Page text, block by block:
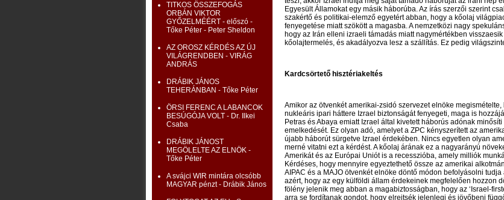
TITKOS ÖSSZEFOGÁS
ORBÁN VIKTOR
GYŐZELMÉÉRT - előszó -
Tőke Péter - Peter Sheldon
AZ OROSZ KÉRDÉS AZ ÚJ
VILÁGRENDBEN - VIRÁG
ANDRÁS
DRÁBIK JÁNOS
TEHERÁNBAN - Tőke Péter
ÖRSI FERENC A LABANCOK
BESÚGÓJA VOLT - Dr. Ilkei
Csaba
DRÁBIK JÁNOST
MEGÖLELTE AZ ELNÖK -
Tőke Péter
A svájci WIR mintára olcsóbb
MAGYAR pénzt - Drábik János
Egyesült Államokat egy másik háborúba. Az írás szerzői szerint
szakértő és politikai-elemző egyetért abban, hogy a kőolaj
fenyegetése miatt szökött a magasba. A nemzetközi nagy
hogy az Irán elleni izraeli támadás miatt nagymértékben
kőolajtermelés, és akadályozva lesz a szállítás. Ez pedig
Kardcsörtető hisztériakeltés
Amikor az ötvenkét amerikai-zsidó szervezet elnöke
nukleáris ipari háttere Izrael biztonságát fenyegeti, maga is
Petras és Abaya emiatt Izrael által kivetett háborús adónak
emelkedését. Ez olyan adó, amelyet a ZPC kényszerített az
újabb háborút sürgetve Izrael érdekében. Nincs egyetlen olyan
merné vitatni ezt a kérdést. A kőolaj árának ez a nagyarányú
Amerikát és az Európai Uniót is a recesszióba, amely milliók
Kérdéses, hogy mennyire egyeztethető össze az amerikai
AIPAC és a MAJO ötvenkét elnöke döntő módon befolyásolni
azért, hogy az egy külföldi állam érdekeinek megfelelően hozzon
fölény jelenik meg abban a magabiztosságban, hogy az ‘Israel-
arra se fordítanak gondot, hogy elrejtsék jelenlegi és jövőbeni